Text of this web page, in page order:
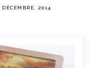
2014